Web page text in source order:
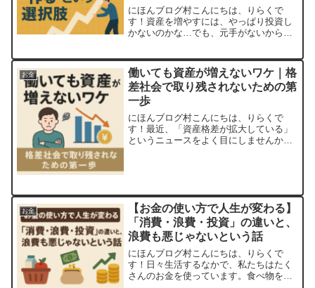
にほんブログ村こんにちは、りらくで
す！資産を増やすには、やっぱり投資し
かないのかな…でも、元手がないから始
て”資産形成するのは王道の方法です。し
かし実は、お金がなくて...
お金
働いても資産が増えないワケ｜格
差社会で取り残されないための第
一歩
にほんブログ村こんにちは、りらくで
す！最近、「資産格差が拡大している」
というニュースをよく目にしませんか？
お金
【お金の使い方で人生が変わる】
「消費・浪費・投資」の違いと、
浪費も悪じゃないという話
にほんブログ村こんにちは、りらくで
す！日々生活するなかで、私たちはたく
さんのお金を使っています。食べ物を買